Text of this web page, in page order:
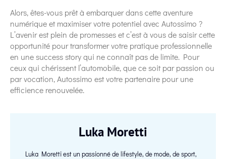
Alors, êtes-vous prêt à embarquer dans cette aventure
numérique et maximiser votre potentiel avec Autossimo ?
L’avenir est plein de promesses et c’est à vous de saisir cette
opportunité pour transformer votre pratique professionnelle
en une success story qui ne connaît pas de limite. Pour
ceux qui chérissent l’automobile, que ce soit par passion ou
par vocation, Autossimo est votre partenaire pour une
efficience renouvelée.
Luka Moretti
Luka Moretti est un passionné de lifestyle, de mode, de sport,